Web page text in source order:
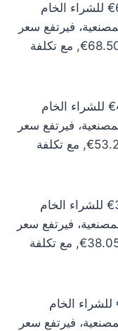
سعر الذهب عيار 18 اليوم يبلغ 60.46€ للشراء الخام
فيرتفع سعر
الشراء إلى 66.50€ وسعر البيع إلى 68.50€, مع تكلفة
سعر الذهب عيار 14 اليوم يبلغ 47.02€ للشراء الخام
المصنعية، فيرتفع سعر
الشراء إلى 51.72€ وسعر البيع إلى 53.27€, مع تكلفة
سعر الذهب عيار 10 اليوم يبلغ 33.59€ للشراء الخام
المصنعية، فيرتفع سعر
الشراء إلى 36.94€ وسعر البيع إلى 38.05€, مع تكلفة
عيار 6 اليوم يبلغ 20.15€ للشراء الخام
فيرتفع سعر